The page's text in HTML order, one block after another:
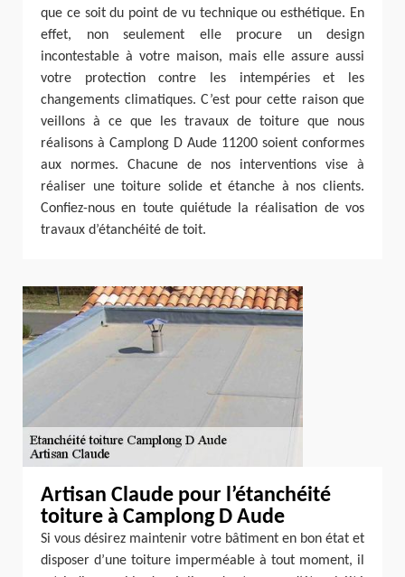
que ce soit du point de vu technique ou esthétique. En
effet, non seulement elle procure un design
incontestable à votre maison, mais elle assure aussi
votre protection contre les intempéries et les
changements climatiques. C’est pour cette raison que
veillons à ce que les travaux de toiture que nous
réalisons à Camplong D Aude 11200 soient conformes
aux normes. Chacune de nos interventions vise à
réaliser une toiture solide et étanche à nos clients.
Confiez-nous en toute quiétude la réalisation de vos
travaux d’étanchéité de toit.
Artisan Claude pour l’étanchéité
toiture à Camplong D Aude
Si vous désirez maintenir votre bâtiment en bon état et
disposer d’une toiture imperméable à tout moment, il